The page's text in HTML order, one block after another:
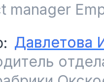
manager
Давлетова
Давлетова